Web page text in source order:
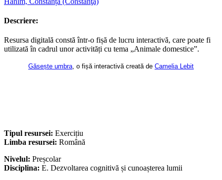
Descriere:
Resursa digitală constă într-o fișă de lucru interactivă, care poate fi
utilizată în cadrul unor activități cu tema „Animale domestice”.
Găsește umbra, o fișă interactivă creată de Camelia Lebit
Tipul resursei: Exercițiu
Limba resursei: Română
Nivelul: Preșcolar
Disciplina: E. Dezvoltarea cognitivă și cunoașterea lumii